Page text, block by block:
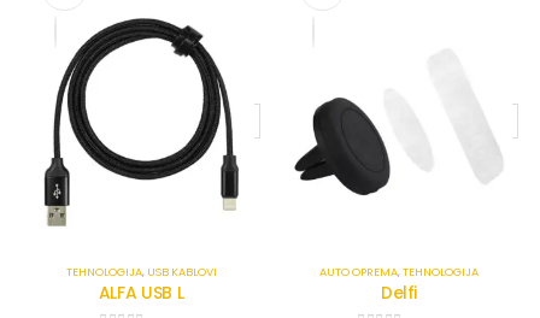
TEHNOLOGIJA, USB KABLOVI
ALFA USB L
AUTO OPREMA,TEHNOLOGIJA
Delfi